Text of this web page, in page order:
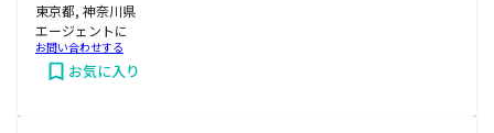
東京都, 神奈川県
エージェントに
お問い合わせする
お気に入り